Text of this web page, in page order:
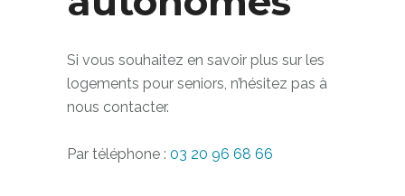
autonomes
Si vous souhaitez en savoir plus sur les
logements pour seniors, n’hésitez pas à